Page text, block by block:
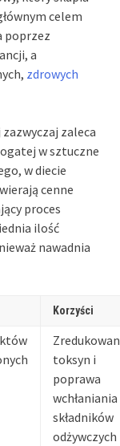
celem
poprzez
a
zdrowych
zaleca
w sztuczne
w diecie
cenne
proces
ilość
nawadnia
Korzyści
toksyn i
poprawa
wchłaniania
składników
odżywczych